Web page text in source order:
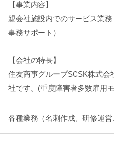
【事業内容】
親会社施設内でのサービス業
事務サポート）
【会社の特長】
住友商事グループSCSK株式会
社です。(重度障害者多数雇用
各種業務（名刺作成、研修運営